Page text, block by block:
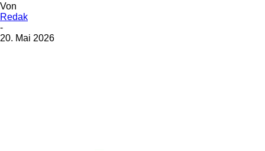
Von
Redak
-
20. Mai 2026